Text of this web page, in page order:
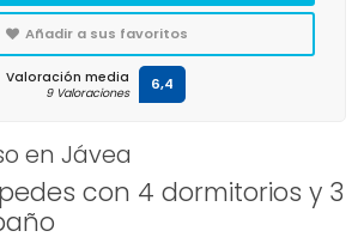
en Jávea
con 4 dormitorios y 3
Añadir a sus favoritos
Valoración media
9 Valoraciones 6,4